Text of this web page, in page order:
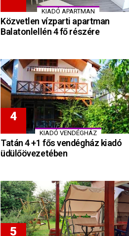
KIADÓ APARTMAN
Közvetlen vízparti apartman
Balatonlellén 4 fő részére
KIADÓ VENDÉGHÁZ
Tatán 4 +1 fős vendégház kiadó
üdülőövezetében